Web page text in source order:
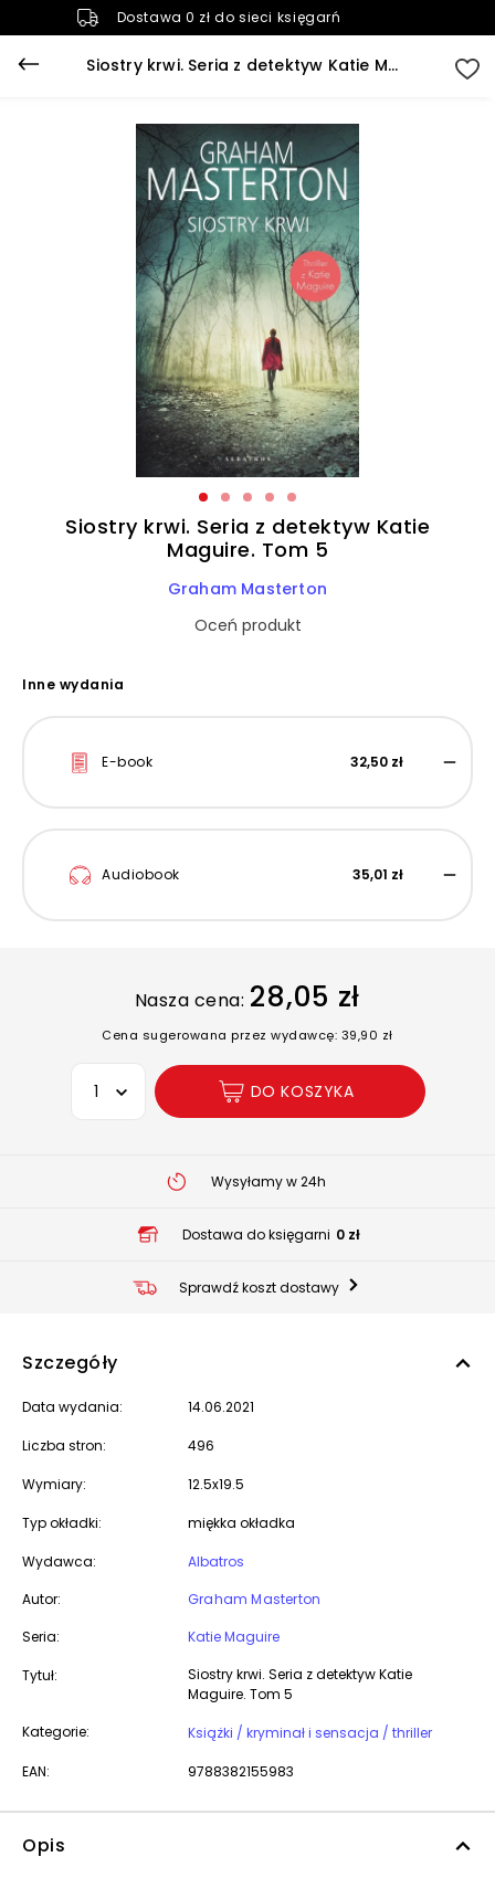
Dostawa 0 zł do sieci księgarń
Siostry krwi. Seria z detektyw Katie Maguire. Tom 5
Siostry krwi. Seria z detektyw Katie
Maguire. Tom 5
Graham Masterton
Oceń produkt
Inne wydania
E-book 32,50 zł
Audiobook 35,01 zł
Nasza cena: 28,05 zł
Cena sugerowana przez wydawcę: 39,90 zł
Wybierz opcję
DO KOSZYKA
Wysyłamy w 24h
Dostawa do księgarni 0 zł
Sprawdź koszt dostawy
Szczegóły
Data wydania: 14.06.2021
Liczba stron: 496
Wymiary: 12.5x19.5
Typ okładki: miękka okładka
Wydawca:
Albatros
Autor:
Graham Masterton
Seria:
Katie Maguire
Tytuł:
Siostry krwi. Seria z detektyw Katie
Maguire. Tom 5
Kategorie:
Książki / kryminał i sensacja / thriller
EAN: 9788382155983
Opis